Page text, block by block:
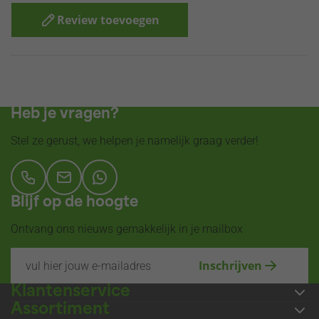
Review toevoegen
Heb je vragen?
Stel ze gerust, we helpen je namelijk graag verder!
Blijf op de hoogte
Ontvang ons nieuws gemakkelijk in je mailbox
Inschrijven
Klantenservice
Assortiment